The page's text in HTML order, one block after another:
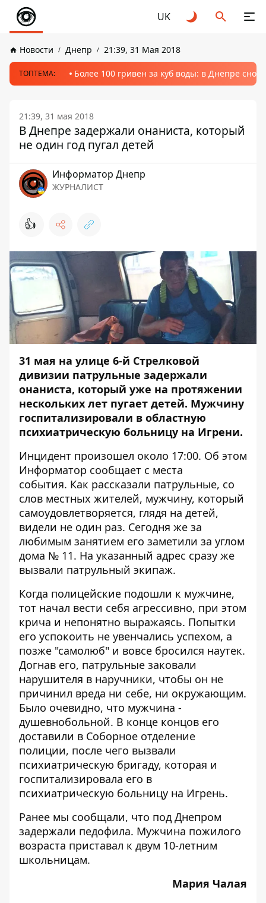
UK
Новости Днепр 21:39, 31 Мая 2018
ТОПТЕМА: Более 100 гривен за куб воды: в Днепре
21:39, 31 мая 2018
В Днепре задержали онаниста, который
не один год пугал детей
Информатор Днепр
ЖУРНАЛИСТ
👍
31 мая на улице 6-й Стрелковой
дивизии патрульные задержали
онаниста, который уже на протяжении
нескольких лет пугает детей. Мужчину
госпитализировали в областную
психиатрическую больницу на Игрени.
Инцидент произошел около 17:00. Об этом
Информатор сообщает с места
события. Как рассказали патрульные, со
слов местных жителей, мужчину, который
самоудовлетворяется, глядя на детей,
видели не один раз. Сегодня же за
любимым занятием его заметили за углом
дома № 11. На указанный адрес сразу же
вызвали патрульный экипаж.
Когда полицейские подошли к мужчине,
тот начал вести себя агрессивно, при этом
крича и непонятно выражаясь. Попытки
его успокоить не увенчались успехом, а
позже "самолюб" и вовсе бросился наутек.
Догнав его, патрульные заковали
нарушителя в наручники, чтобы он не
причинил вреда ни себе, ни окружающим.
Было очевидно, что мужчина -
душевнобольной. В конце концов его
доставили в Соборное отделение
полиции, после чего вызвали
психиатрическую бригаду, которая и
госпитализировала его в
психиатрическую больницу на Игрень.
Ранее мы сообщали, что под Днепром
задержали педофила. Мужчина пожилого
возраста приставал к двум 10-летним
школьницам.
Мария Чалая